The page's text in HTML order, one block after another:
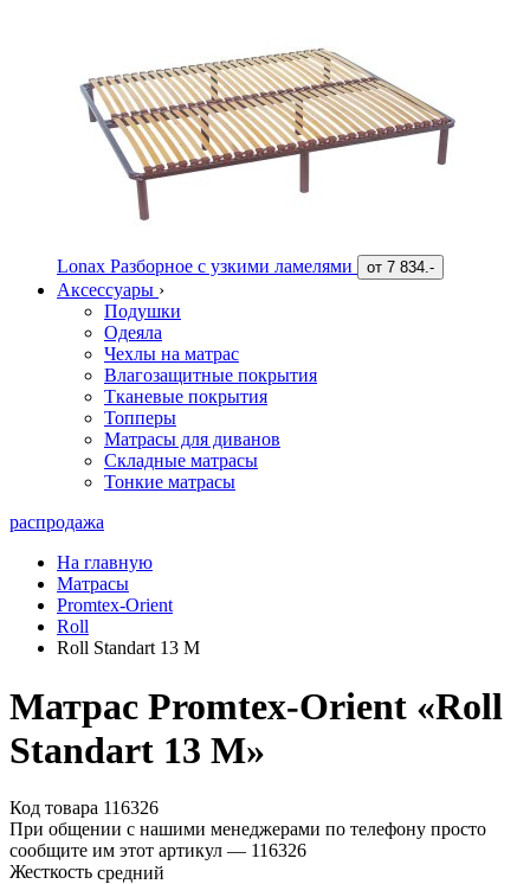
Lonax Разборное с узкими ламелями от 7 834.-
Аксессуары ›
Подушки
Одеяла
Чехлы на матрас
Влагозащитные покрытия
Тканевые покрытия
Топперы
Матрасы для диванов
Складные матрасы
Тонкие матрасы
распродажа
На главную
Матрасы
Promtex-Orient
Roll
Roll Standart 13 M
Матрас Promtex-Orient «Roll
Standart 13 M»
Код товара 116326
При общении с нашими менеджерами по телефону просто
сообщите им этот артикул — 116326
Жесткость средний